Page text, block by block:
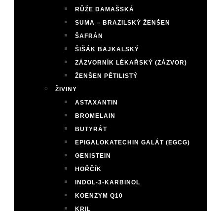
RŮŽE DAMAŠSKÁ
SUMA – BRAZILSKÝ ŽENŠEN
ŠAFRÁN
ŠIŠÁK BAJKALSKÝ
ZÁZVORNÍK LÉKAŘSKÝ (ZÁZVOR)
ŽENŠEN PĚTILISTÝ
ŽIVINY
ASTAXANTIN
BROMELAIN
BUTYRÁT
EPIGALOKATECHIN GALÁT (EGCG)
GENISTEIN
HOŘČÍK
INDOL-3-KARBINOL
KOENZYM Q10
KRIL